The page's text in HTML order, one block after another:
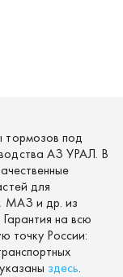
тормозов под
АЗ УРАЛ. В
для
МАЗ и др. из
на всю
точку России:
здесь.